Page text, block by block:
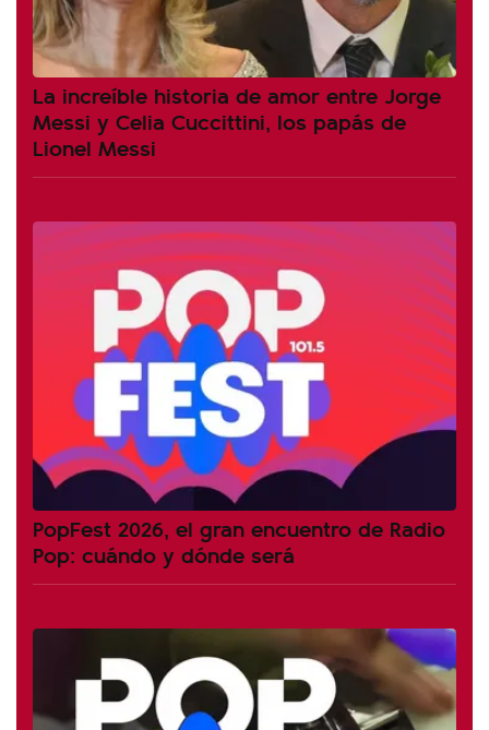
La increíble historia de amor entre Jorge
Messi y Celia Cuccittini, los papás de
Lionel Messi
PopFest 2026, el gran encuentro de Radio
Pop: cuándo y dónde será